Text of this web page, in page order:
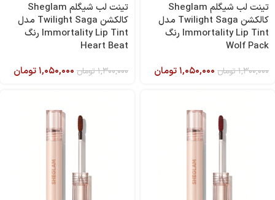
تینت لب شیگلم Sheglam
کالکشن Twilight Saga مدل
Immortality Lip Tint رنگ
Wolf Pack
۱,۳۰۰,۰۰۰تومان ۱,۰۵۰,۰۰۰تومان
تینت لب شیگلم Sheglam
کالکشن Twilight Saga مدل
Immortality Lip Tint رنگ
Heart Beat
۱,۳۰۰,۰۰۰تومان ۱,۰۵۰,۰۰۰تومان